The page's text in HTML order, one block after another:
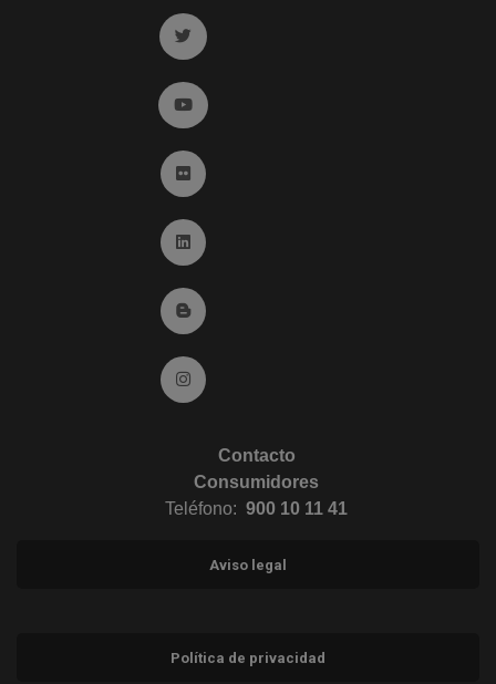
Ir a twitter (abre en ventana nueva)
Ir a YouTube (abre en ventana nueva)
Ir a Flickr (abre en ventana nueva)
Ir a Linkedin (abre en ventana nueva)
Ir al Blog (abre en ventana nueva)
Ir a Instagram (abre en ventana nueva)
Contacto
Consumidores
Teléfono: 900 10 11 41
Aviso legal
Política de privacidad